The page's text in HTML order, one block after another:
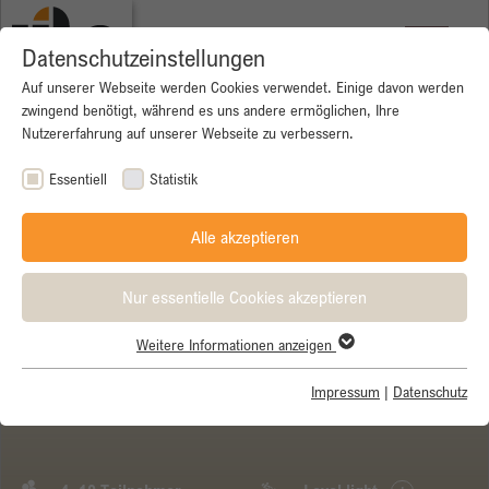
Datenschutzeinstellungen
Auf unserer Webseite werden Cookies verwendet. Einige davon werden
zwingend benötigt, während es uns andere ermöglichen, Ihre
Nutzererfahrung auf unserer Webseite zu verbessern.
Essentiell Statistik
Alle akzeptieren
Nur essentielle Cookies akzeptieren
Essentielle Cookies werden für grundlegende Funktionen der
einwandfrei funktioniert.
Weitere Informationen anzeigen
Impressum | Datenschutz